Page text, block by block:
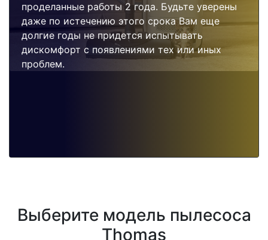
проделанные работы 2 года. Будьте уверены
даже по истечению этого срока Вам еще
долгие годы не придется испытывать
дискомфорт с появлениями тех или иных
проблем.
Выберите модель пылесоса
Thomas